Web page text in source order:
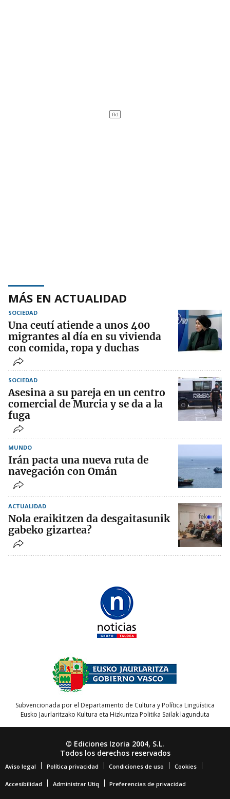
MÁS EN ACTUALIDAD
SOCIEDAD
Una ceutí atiende a unos 400
migrantes al día en su vivienda
con comida, ropa y duchas
SOCIEDAD
Asesina a su pareja en un centro
comercial de Murcia y se da a la
fuga
MUNDO
Irán pacta una nueva ruta de
navegación con Omán
ACTUALIDAD
Nola eraikitzen da desgaitasunik
gabeko gizartea?
Subvencionada por el Departamento de Cultura y Política Lingüística
Eusko Jaurlaritzako Kultura eta Hizkuntza Politika Sailak lagunduta
© Ediciones Izoria 2004, S.L.
Todos los derechos reservados
Aviso legal Política privacidad Condiciones de uso Cookies
Accesibilidad Administrar Utiq Preferencias de privacidad